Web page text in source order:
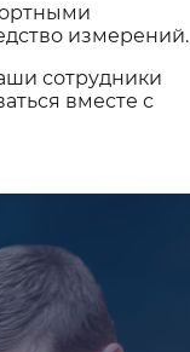
измерений.
сотрудники
вместе с